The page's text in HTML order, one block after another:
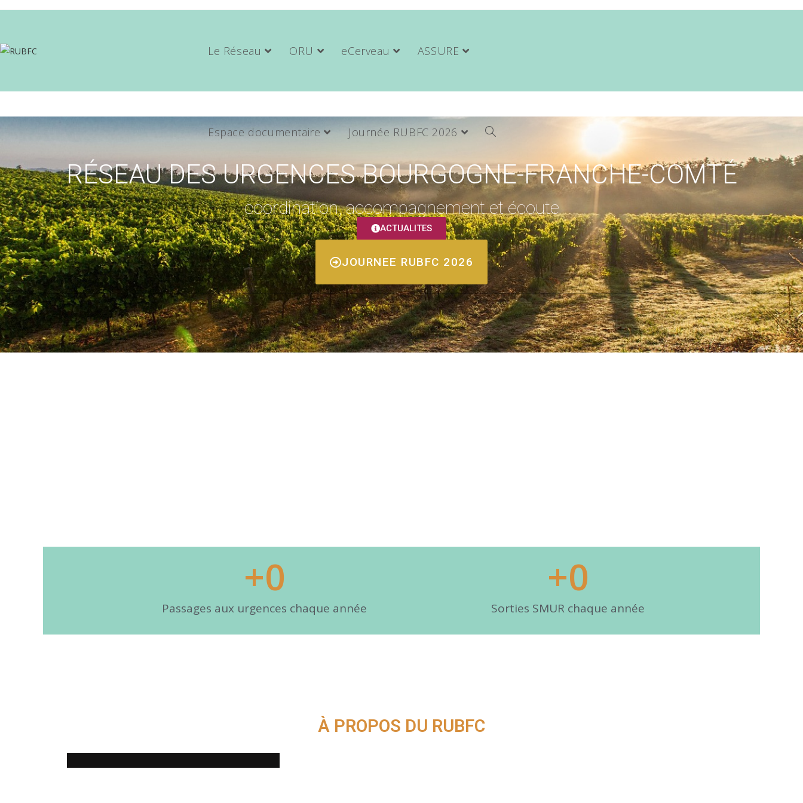
Le Réseau ORU eCerveau ASSURE
Espace documentaire Journée RUBFC 2026
RÉSEAU DES URGENCES BOURGOGNE-FRANCHE-COMTÉ
coordination, accompagnement et écoute
ACTUALITES
JOURNEE RUBFC 2026
Passages aux urgences chaque année
+0
Sorties SMUR chaque année
+0
À PROPOS DU RUBFC